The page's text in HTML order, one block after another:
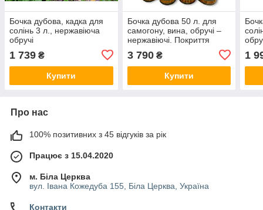
Бочка дубова, кадка для
солінь 3 л., нержавіюча
обручі
1 739 ₴
Купити
Бочка дубова 50 л. для
самогону, вина, обручі –
нержавіючі. Покриття
3 790₴
Купити
1
Про нас
100% позитивних з 45 відгуків за рік
Працює з 15.04.2020
м. Біла Церква
вул. Івана Кожедуба 155, Біла Церква, Україна
Контакти